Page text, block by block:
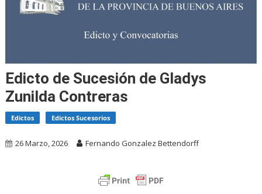
Edicto de Sucesión de Gladys
Zunilda Contreras
Edictos Edictos Sucesorios
26 Marzo, 2026 Fernando Gonzalez Bettendorff